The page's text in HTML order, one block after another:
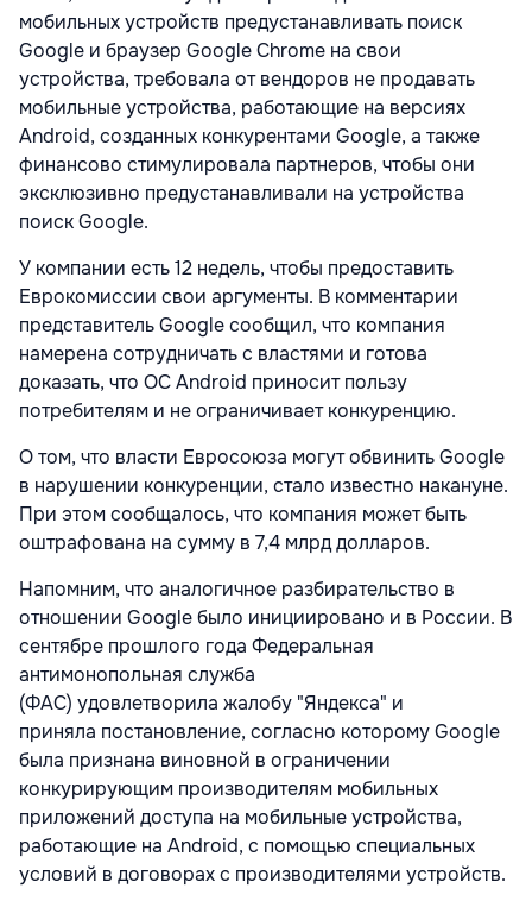
мобильных устройств предустанавливать поиск
Google и браузер Google Chrome на свои
устройства, требовала от вендоров не продавать
мобильные устройства, работающие на версиях
Android, созданных конкурентами Google, а также
финансово стимулировала партнеров, чтобы они
эксклюзивно предустанавливали на устройства
поиск Google.
У компании есть 12 недель, чтобы предоставить
Еврокомиссии свои аргументы. В комментарии
представитель Google сообщил, что компания
намерена сотрудничать с властями и готова
доказать, что OC Android приносит пользу
потребителям и не ограничивает конкуренцию.
О том, что власти Евросоюза могут обвинить Google
в нарушении конкуренции, стало известно накануне.
При этом сообщалось, что компания может быть
оштрафована на сумму в 7,4 млрд долларов.
Напомним, что аналогичное разбирательство в
отношении Google было инициировано и в России. В
сентябре прошлого года Федеральная
антимонопольная служба
(ФАС) удовлетворила жалобу "Яндекса" и
приняла постановление, согласно которому Google
была признана виновной в ограничении
конкурирующим производителям мобильных
приложений доступа на мобильные устройства,
работающие на Android, с помощью специальных
условий в договорах с производителями устройств.